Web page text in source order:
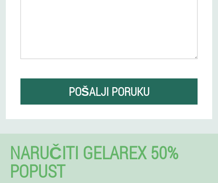
POŠALJI PORUKU
NARUČITI GELAREX 50%
POPUST